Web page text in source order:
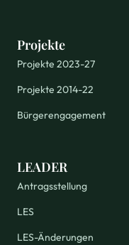
Projekte
Projekte 2023-27
Projekte 2014-22
Bürgerengagement
LEADER
Antragsstellung
LES
LES-Änderungen